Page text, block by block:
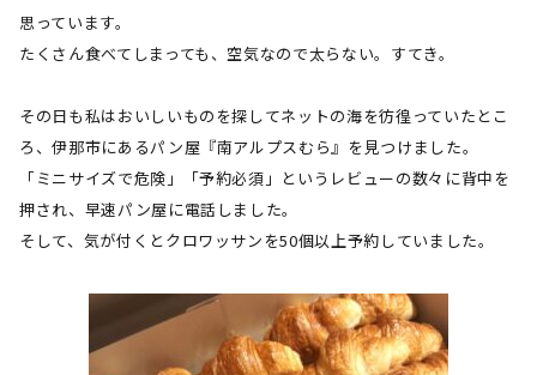
思っています。
たくさん食べてしまっても、空気なので太らない。すてき。
その日も私はおいしいものを探してネットの海を彷徨っていたとこ
ろ、伊那市にあるパン屋『南アルプスむら』を見つけました。
「ミニサイズで危険」「予約必須」というレビューの数々に背中を
押され、早速パン屋に電話しました。
そして、気が付くとクロワッサンを50個以上予約していました。